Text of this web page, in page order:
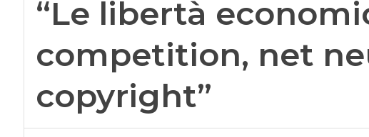
“Le libertà
competition, net
copyright”